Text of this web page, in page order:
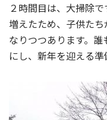
２時間目は、大掃除
増えたため、子供た
なりつつあります。
にし、新年を迎える準